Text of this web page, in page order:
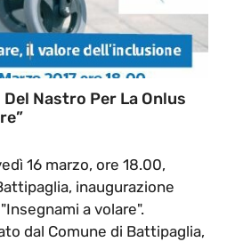
Nastro Per La Onlus
16 marzo, ore 18.00,
inaugurazione
a volare".
dal Comune di Battipaglia,